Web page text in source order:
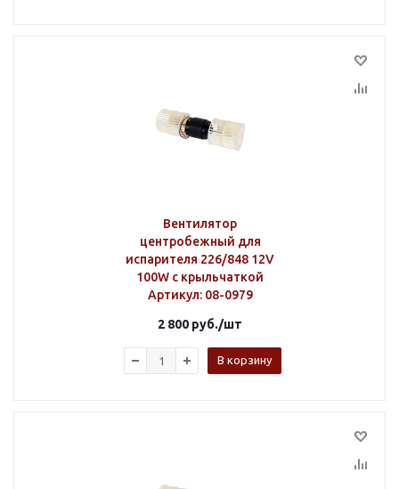
Вентилятор
центробежный для
испарителя 226/848 12V
100W с крыльчаткой
Артикул: 08-0979
2 800 руб./шт
В корзину